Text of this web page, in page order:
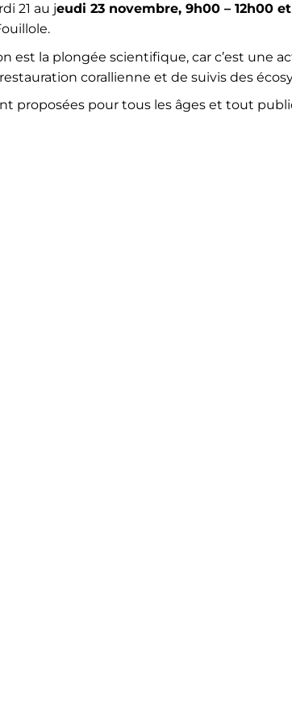
21 au jeudi 23 novembre, 9h00 – 12h00
est la plongée scientifique, car c’est une
corallienne et de suivis des
proposées pour tous les âges et tout